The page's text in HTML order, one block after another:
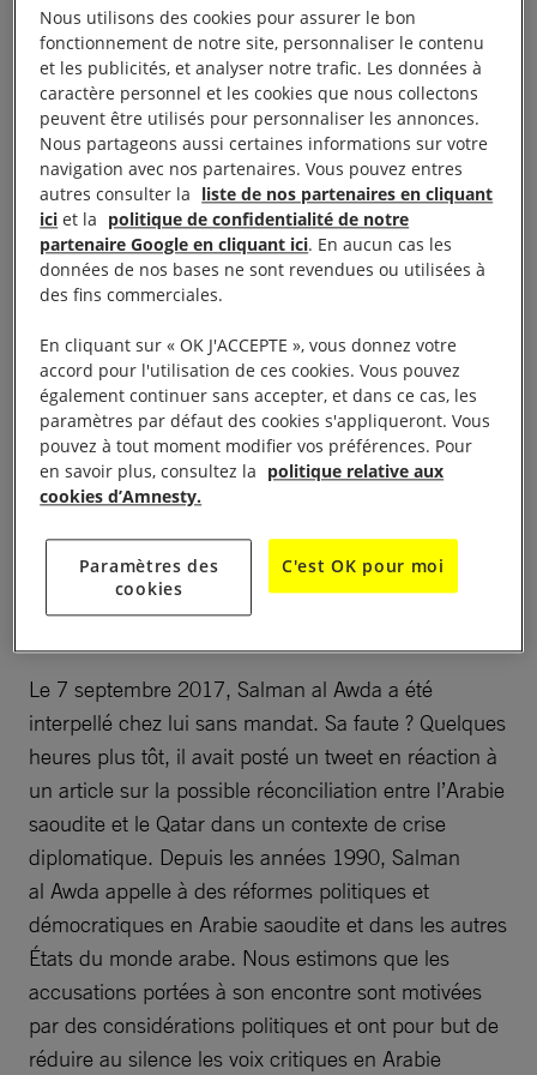
un pistolet. Lors de son procès, Suliamon n’a
disposé d’aucune représentation juridique et n’a
bénéficié d’aucune assistance consulaire ni de
services de traduction.
Il croupit en prison en Arabie saoudite depuis 2002.
À lire aussi :Aucun contenu sélectionné.
2. Sheikh Salman al Awda
Le 7 septembre 2017, Salman al Awda a été
interpellé chez lui sans mandat. Sa faute ? Quelques
heures plus tôt, il avait posté un tweet en réaction à
un article sur la possible réconciliation entre l’Arabie
saoudite et le Qatar dans un contexte de crise
diplomatique. Depuis les années 1990, Salman
al Awda appelle à des réformes politiques et
démocratiques en Arabie saoudite et dans les autres
États du monde arabe. Nous estimons que les
accusations portées à son encontre sont motivées
par des considérations politiques et ont pour but de
réduire au silence les voix critiques en Arabie
Nous utilisons des cookies pour assurer le bon
fonctionnement de notre site, personnaliser le contenu
et les publicités, et analyser notre trafic. Les données à
caractère personnel et les cookies que nous collectons
peuvent être utilisés pour personnaliser les annonces.
Nous partageons aussi certaines informations sur votre
navigation avec nos partenaires. Vous pouvez entres
autres consulter la liste de nos partenaires en cliquant
ici et la politique de confidentialité de notre
partenaire Google en cliquant ici. En aucun cas les
données de nos bases ne sont revendues ou utilisées à
des fins commerciales.
En cliquant sur « OK J'ACCEPTE », vous donnez votre
accord pour l'utilisation de ces cookies. Vous pouvez
également continuer sans accepter, et dans ce cas, les
paramètres par défaut des cookies s'appliqueront. Vous
pouvez à tout moment modifier vos préférences. Pour
en savoir plus, consultez la politique relative aux
cookies d’Amnesty.
Paramètres des
cookies
C'est OK pour moi